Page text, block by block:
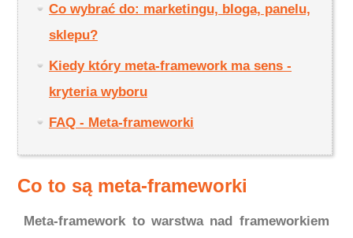
Co wybrać do: marketingu, bloga, panelu,
sklepu?
Kiedy który meta-framework ma sens -
kryteria wyboru
FAQ - Meta-frameworki
Co to są meta-frameworki
Meta-framework to warstwa nad frameworkiem